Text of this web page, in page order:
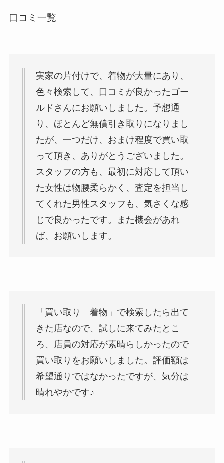
口コミ一覧
実家の片付けで、着物が大量にあり、
色々検索して、口コミが良かったゴー
ルドさんにお願いしました。予想通
り、ほとんど無償引き取りになりまし
たが、一つだけ、おまけ程度で買い取
って頂き、ありがとうございました。
スタッフの方も、最初に対応して頂い
た女性は物腰柔らかく、査定を担当し
てくれた男性スタッフも、気さくな感
じで良かったです。また機会があれ
ば、お願いします。
「買い取り 着物」で検索したら出て
きた店なので、試しに来てみたとこ
ろ、店員の対応が素晴らしかったので
買い取りをお願いしました。評価額は
希望通りではなかったですが、気分は
晴れやかです♪